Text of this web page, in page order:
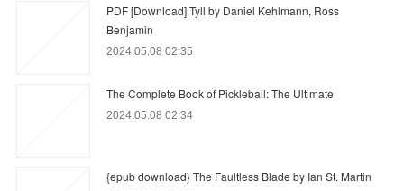
PDF [Download] Tyll by Daniel Kehlmann, Ross
Benjamin
2024.05.08 02:35
The Complete Book of Pickleball: The Ultimate
2024.05.08 02:34
{epub download} The Faultless Blade by Ian St. Martin